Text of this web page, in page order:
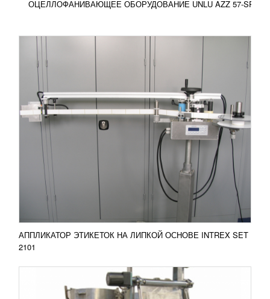
ОЦЕЛЛОФАНИВАЮЩЕЕ ОБОРУДОВАНИЕ UNLU AZZ 57-SRV
АППЛИКАТОР ЭТИКЕТОК НА ЛИПКОЙ ОСНОВЕ INTREX SET
2101
ВЕРТИКАЛЬНАЯ УПАКОВОЧНАЯ МАШИНА
С ОДНИМ ПОДАЮЩИМ УСТРОЙСТВОМ
УЗНАТЬ ЦЕНУ
Вертикальная упаковочная машина с одним
вибрирующим подающим устройством имеет
такие особенности: 1. Вибрирующее подающее
устройство с...
ПОДРОБНЕЕ
Добавить в сравнение